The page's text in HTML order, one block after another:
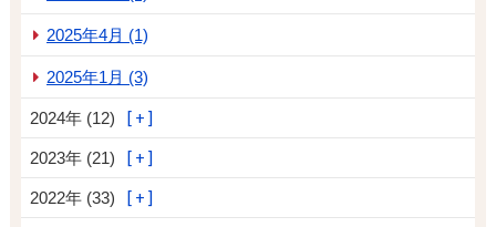
2025年4月 (1)
2025年1月 (3)
2024年 (12)
2023年 (21)
2022年 (33)